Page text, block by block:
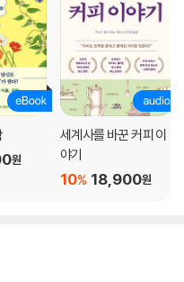
리카 커피 플랜테이션에 광적
식민지 경쟁에 뛰어든 이유는
로 증가했기 때문이다?
열정으로 커피 플랜테이션 산업
패할 수밖에 없었던 근원적 이
원
세계사를 바꾼 커피 이
야기
18,900원
10%